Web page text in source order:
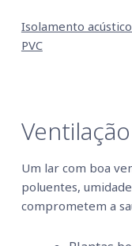
Isolamento
PVC
Um lar com boa
poluentes,
comprometem a